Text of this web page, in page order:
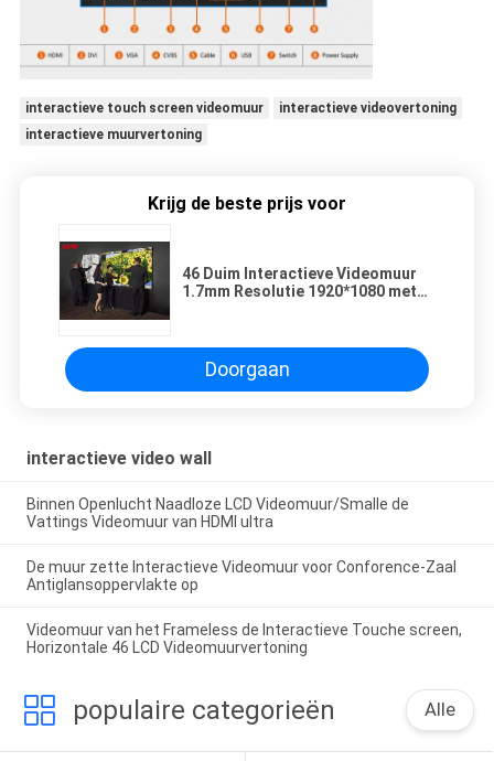
interactieve touch screen videomuur
interactieve videovertoning
interactieve muurvertoning
Krijg de beste prijs voor
46 Duim Interactieve Videomuur
1.7mm Resolutie 1920*1080 met
Doorgaan
interactieve video wall
Binnen Openlucht Naadloze LCD Videomuur/Smalle de
Vattings Videomuur van HDMI ultra
De muur zette Interactieve Videomuur voor Conforence-Zaal
Antiglansoppervlakte op
Videomuur van het Frameless de Interactieve Touche screen,
Horizontale 46 LCD Videomuurvertoning
populaire categorieën Alle